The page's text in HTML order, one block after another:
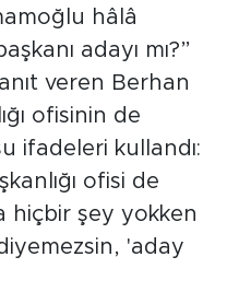
hâlâ
adayı mı?”
veren Berhan
ofisinin de
ifadeleri kullandı:
ofisi de
hiçbir şey yokken
'aday